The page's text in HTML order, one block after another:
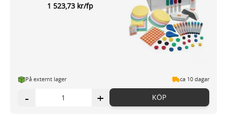
1 523,73 kr/fp
På externt lager ca 10 dagar
- + KÖP